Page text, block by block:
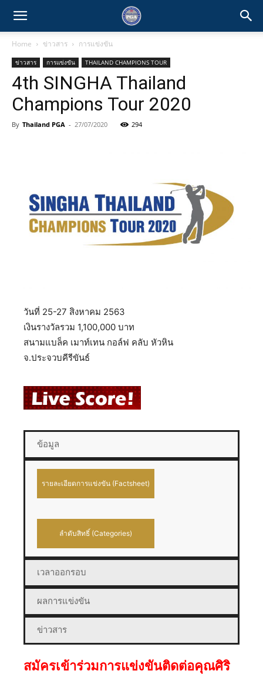
Home ข่าวสาร การแข่งขัน
ข่าวสาร การแข่งขัน THAILAND CHAMPIONS TOUR
4th SINGHA Thailand
Champions Tour 2020
By Thailand PGA - 27/07/2020 294
วันที่ 25-27 สิงหาคม 2563
เงินรางวัลรวม 1,100,000 บาท
สนามแบล็ค เมาท์เทน กอล์ฟ คลับ หัวหิน
จ.ประจวบคีรีขันธ์
ข้อมูล
รายละเอียดการแข่งขัน (Factsheet)
ลำดับสิทธิ์ (Categories)
เวลาออกรอบ
ผลการแข่งขัน
ข่าวสาร
สมัครเข้าร่วมการแข่งขันติดต่อคุณศิริ